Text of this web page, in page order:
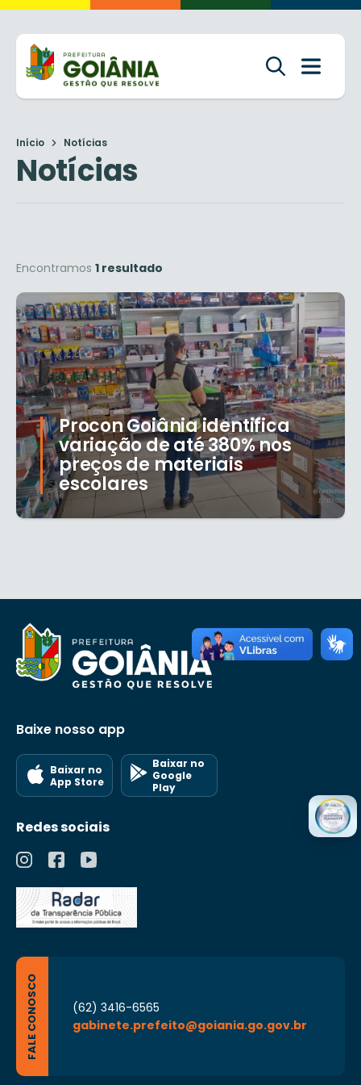
Início Notícias
Notícias
Encontramos 1 resultado
Procon Goiânia identifica
variação de até 380% nos
preços de materiais
escolares
Baixe nosso app
Baixar no
App Store
Baixar no
Google
Play
Redes sociais
FALE CONOSCO
(62) 3416-6565
gabinete.prefeito@goiania.go.gov.br